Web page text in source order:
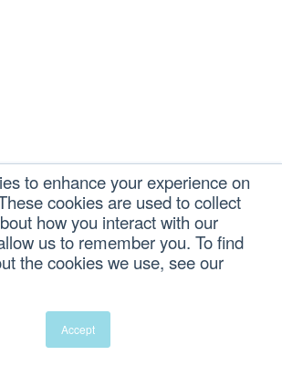
to enhance your experience on
cookies are used to collect
how you interact with our
us to remember you. To find
the cookies we use, see our
Accept
Testing
us – we'll answer all of your compressed
Use the form below or call us at 800-
247-1024.